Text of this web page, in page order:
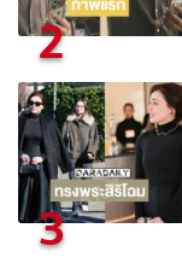
2
3